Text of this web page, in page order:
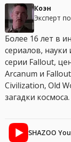
Коэн
Эксперт
Более 16 лет в
сериалов,
серии Fallout,
Arcanum и
Civilization, Old
загадки космоса.
SHAZOO